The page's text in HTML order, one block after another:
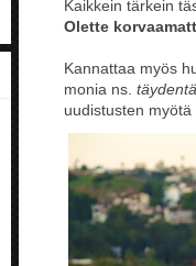
Kaikkein tärkein
Olette
Kannattaa myös
monia ns.
uudistusten